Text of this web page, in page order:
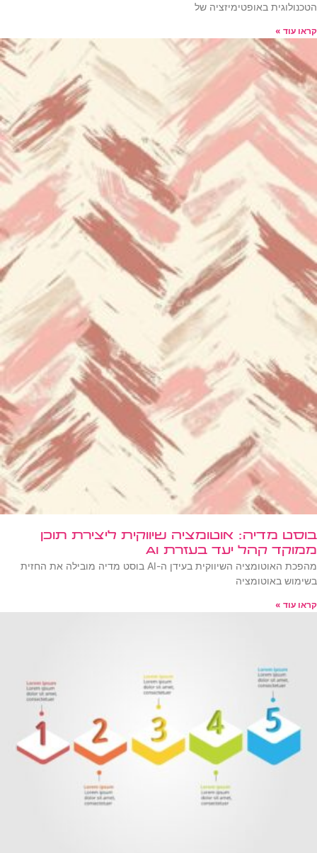
הטכנולוגית באופטימיזציה של
קראו עוד »
בוסט מדיה: אוטומציה שיווקית ליצירת תוכן
ממוקד קהל יעד בעזרת AI
מהפכת האוטומציה השיווקית בעידן ה-AI בוסט מדיה מובילה את החזית
בשימוש באוטומציה
קראו עוד »